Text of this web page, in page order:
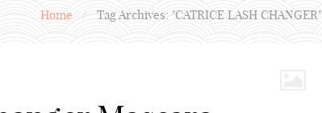
Home / Tag Archives: "CATRICE LASH CHANGER"